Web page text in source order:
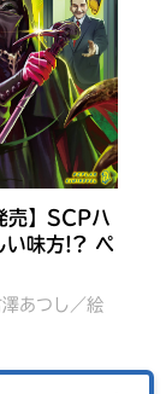
いぜんシス
ん、王様に
売】SCPハ
い味方!? ペ
あつし／絵